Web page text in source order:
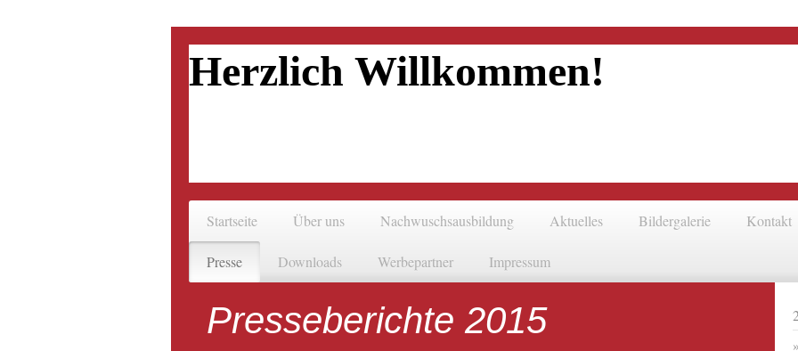
Herzlich Willkommen!
Startseite Über uns Nachwuschsausbildung Aktuelles Bildergalerie Kontakt
Presse Downloads Werbepartner Impressum
Presseberichte 2015